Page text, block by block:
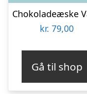
kr. 79,00
Gå til shop